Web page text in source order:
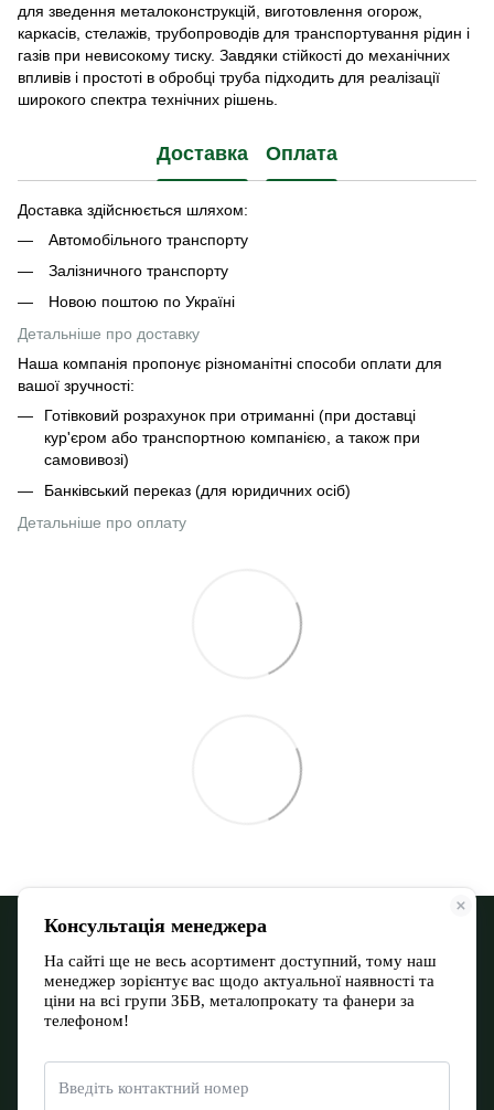
для зведення металоконструкцій, виготовлення огорож,
каркасів, стелажів, трубопроводів для транспортування рідин і
газів при невисокому тиску. Завдяки стійкості до механічних
впливів і простоті в обробці труба підходить для реалізації
широкого спектра технічних рішень.
Доставка Оплата
Доставка здійснюється шляхом:
Автомобільного транспорту
Залізничного транспорту
Новою поштою по Україні
Детальніше про доставку
Наша компанія пропонує різноманітні способи оплати для
вашої зручності:
Готівковий розрахунок при отриманні (при доставці
кур'єром або транспортною компанією, а також при
самовивозі)
Банківський переказ (для юридичних осіб)
Детальніше про оплату
068 900 12-13 066 532 11-72
Контактна інформація
Повна версія сайту
© 2026 Євромакс Буд Тов